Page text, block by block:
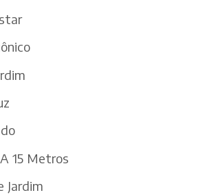
15 Metros
Jardim